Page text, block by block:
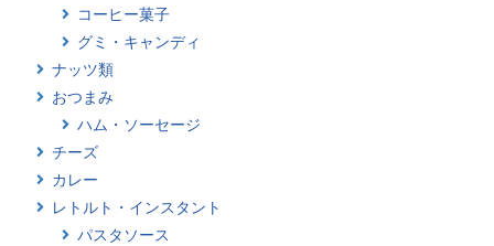
コーヒー菓子
グミ・キャンディ
ナッツ類
おつまみ
ハム・ソーセージ
チーズ
カレー
レトルト・インスタント
パスタソース